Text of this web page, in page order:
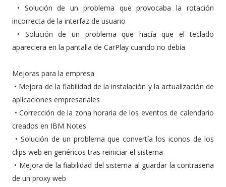
• Solución de un problema que provocaba la rotación
incorrecta de la interfaz de usuario
•
Solución de un problema que hacía que el teclado
apareciera en la pantalla de CarPlay cuando no debía
Mejoras para la empresa
• Mejora de la fiabilidad de la instalación y la actualización de
aplicaciones empresariales
• Corrección de la zona horaria de los eventos de calendario
creados en IBM Notes
• Solución de un problema que convertía los iconos de los
clips web en genéricos tras reiniciar el sistema
• Mejora de la fiabilidad del sistema al guardar la contraseña
de un proxy web